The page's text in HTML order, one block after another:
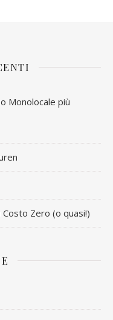
Monolocale più
Zero (o quasi!)